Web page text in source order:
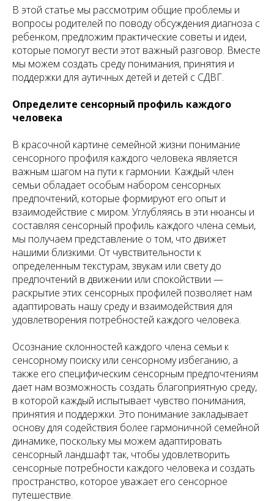
В этой статье мы рассмотрим общие проблемы и
вопросы родителей по поводу обсуждения диагноза с
ребенком, предложим практические советы и идеи,
которые помогут вести этот важный разговор. Вместе
мы можем создать среду понимания, принятия и
поддержки для аутичных детей и детей с СДВГ.
Определите сенсорный профиль каждого
человека
В красочной картине семейной жизни понимание
сенсорного профиля каждого человека является
важным шагом на пути к гармонии. Каждый член
семьи обладает особым набором сенсорных
предпочтений, которые формируют его опыт и
взаимодействие с миром. Углубляясь в эти нюансы и
составляя сенсорный профиль каждого члена семьи,
мы получаем представление о том, что движет
нашими близкими. От чувствительности к
определенным текстурам, звукам или свету до
предпочтений в движении или спокойствии —
раскрытие этих сенсорных профилей позволяет нам
адаптировать нашу среду и взаимодействия для
удовлетворения потребностей каждого человека.
Осознание склонностей каждого члена семьи к
сенсорному поиску или сенсорному избеганию, а
также его специфическим сенсорным предпочтениям
дает нам возможность создать благоприятную среду,
в которой каждый испытывает чувство понимания,
принятия и поддержки. Это понимание закладывает
основу для содействия более гармоничной семейной
динамике, поскольку мы можем адаптировать
сенсорный ландшафт так, чтобы удовлетворить
сенсорные потребности каждого человека и создать
пространство, которое уважает его сенсорное
путешествие.